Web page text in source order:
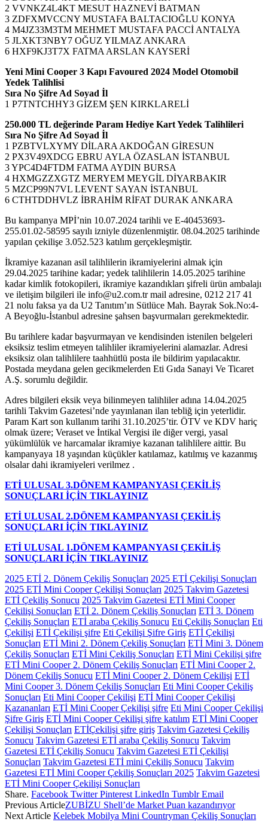
2 VVNKZ4L4KT MESUT HAZNEVİ BATMAN
3 ZDFXMVCCNY MUSTAFA BALTACIOĞLU KONYA
4 M4JZ33M3TM MEHMET MUSTAFA PACCİ ANTALYA
5 JLXKT3NBY7 OĞUZ YILMAZ ANKARA
6 HXF9KJ3T7X FATMA ARSLAN KAYSERİ
Yeni Mini Cooper 3 Kapı Favoured 2024 Model Otomobil
Yedek Talihlisi
Sıra No Şifre Ad Soyad İl
1 P7TNTCHHY3 GİZEM ŞEN KIRKLARELİ
250.000 TL değerinde Param Hediye Kart Yedek Talihlileri
Sıra No Şifre Ad Soyad İl
1 PZBTVLXYMY DİLARA AKDOĞAN GİRESUN
2 PX3V49XDCG EBRU AYLA ÖZASLAN İSTANBUL
3 YPC4D4FTDM FATMA AYDIN BURSA
4 HXMGZZXGTZ MERYEM MEYGİL DİYARBAKIR
5 MZCP99N7VL LEVENT SAYAN İSTANBUL
6 CTHTDDHVLZ İBRAHİM RİFAT DURAK ANKARA
Bu kampanya MPİ’nin 10.07.2024 tarihli ve E-40453693-
255.01.02-58595 sayılı izniyle düzenlenmiştir. 08.04.2025 tarihinde
yapılan çekilişe 3.052.523 katılım gerçekleşmiştir.
İkramiye kazanan asil talihlilerin ikramiyelerini almak için
29.04.2025 tarihine kadar; yedek talihlilerin 14.05.2025 tarihine
kadar kimlik fotokopileri, ikramiye kazandıkları şifreli ürün ambalajı
ve iletişim bilgileri ile info@u2.com.tr mail adresine, 0212 217 41
21 nolu faksa ya da U2 Tanıtım’ın Sütlüce Mah. Bayrak Sok.No:4-
A Beyoğlu-İstanbul adresine şahsen başvurmaları gerekmektedir.
Bu tarihlere kadar başvurmayan ve kendisinden istenilen belgeleri
eksiksiz teslim etmeyen talihliler ikramiyelerini alamazlar. Adresi
eksiksiz olan talihlilere taahhütlü posta ile bildirim yapılacaktır.
Postada meydana gelen gecikmelerden Eti Gıda Sanayi Ve Ticaret
A.Ş. sorumlu değildir.
Adres bilgileri eksik veya bilinmeyen talihliler adına 14.04.2025
tarihli Takvim Gazetesi’nde yayınlanan ilan tebliğ için yeterlidir.
Param Kart son kullanım tarihi 31.10.2025’tir. ÖTV ve KDV hariç
olmak üzere; Veraset ve İntikal Vergisi ile diğer vergi, yasal
yükümlülük ve harcamalar ikramiye kazanan talihlilere aittir. Bu
kampanyaya 18 yaşından küçükler katılamaz, katılmış ve kazanmış
olsalar dahi ikramiyeleri verilmez .
ETİ ULUSAL 3.DÖNEM KAMPANYASI ÇEKİLİŞ
SONUÇLARI İÇİN TIKLAYINIZ
ETİ ULUSAL 2.DÖNEM KAMPANYASI ÇEKİLİŞ
SONUÇLARI İÇİN TIKLAYINIZ
ETİ ULUSAL 1.DÖNEM KAMPANYASI ÇEKİLİŞ
SONUÇLARI İÇİN TIKLAYINIZ
2025 ETİ 2. Dönem Çekiliş Sonuçları 2025 ETİ Çekilişi Sonuçları
2025 ETİ Mini Cooper Çekilişi Sonuçları 2025 Takvim Gazetesi
ETİ Çekiliş Sonucu 2025 Takvim Gazetesi ETİ Mini Cooper
Çekilişi Sonuçları ETİ 2. Dönem Çekiliş Sonuçları ETİ 3. Dönem
Çekiliş Sonuçları ETİ araba Çekiliş Sonucu Eti Çekiliş Sonuçları Eti
Çekilişi ETİ Çekilişi şifre Eti Çekilişi Şifre Giriş ETİ Çekilişi
Sonuçları ETİ Mini 2. Dönem Çekiliş Sonuçları ETİ Mini 3. Dönem
Çekiliş Sonuçları ETİ Mini Çekiliş Sonuçları ETİ Mini Çekilişi şifre
ETİ Mini Cooper 2. Dönem Çekiliş Sonuçları ETİ Mini Cooper 2.
Dönem Çekiliş Sonucu ETİ Mini Cooper 2. Dönem Çekilişi ETİ
Mini Cooper 3. Dönem Çekiliş Sonuçları Eti Mini Cooper Çekiliş
Sonuçları Eti Mini Cooper Çekilişi ETİ Mini Cooper Çekilişi
Kazananları ETİ Mini Cooper Çekilişi şifre Eti Mini Cooper Çekilişi
Şifre Giriş ETİ Mini Cooper Çekilişi şifre katılım ETİ Mini Cooper
Çekilişi Sonuçları ETİÇekilişi şifre giriş Takvim Gazetesi Çekiliş
Sonucu Takvim Gazetesi ETİ araba Çekiliş Sonucu Takvim
Gazetesi ETİ Çekiliş Sonucu Takvim Gazetesi ETİ Çekilişi
Sonuçları Takvim Gazetesi ETİ mini Çekiliş Sonucu Takvim
Gazetesi ETİ Mini Cooper Çekiliş Sonuçları 2025 Takvim Gazetesi
ETİ Mini Cooper Çekilişi Sonuçları
Share. Facebook Twitter Pinterest LinkedIn Tumblr Email
Previous ArticleZUBİZU Shell’de Market Puan kazandırıyor
Next Article Kelebek Mobilya Mini Countryman Çekiliş Sonuçları